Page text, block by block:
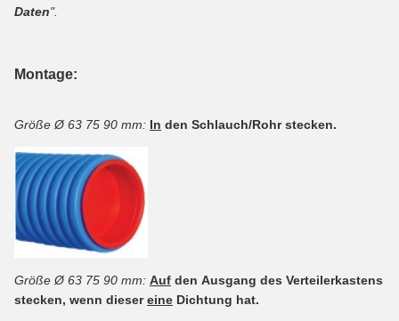
Daten".
Montage:
Größe Ø 63 75 90 mm: In den Schlauch/Rohr stecken.
Größe Ø 63 75 90 mm: Auf den Ausgang des Verteilerkastens
stecken, wenn diesereine Dichtung hat.